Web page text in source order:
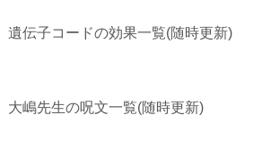
遺伝子コードの効果一覧(随時更新)
大嶋先生の呪文一覧(随時更新)